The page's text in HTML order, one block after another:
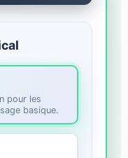
pour les
basique.